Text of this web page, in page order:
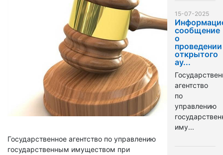
Государственное агентство по управлению
государственным имуществом при
15-07-2025
сообщение
о
проведении
открытого
ау...
агентство
по
управлению
иму...